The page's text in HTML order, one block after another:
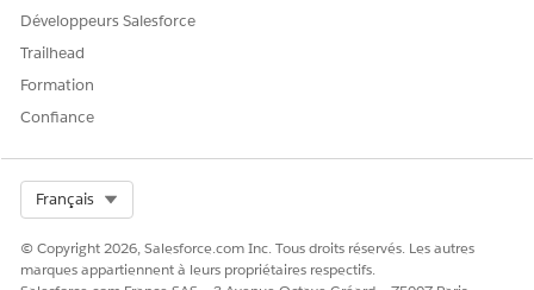
Développeurs Salesforce
Trailhead
Formation
Confiance
Français
© Copyright 2026, Salesforce.com Inc. Tous droits réservés. Les autres
marques appartiennent à leurs propriétaires respectifs.